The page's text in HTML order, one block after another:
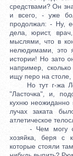
средствами? Он
и всего, - уже
продолжал: - Ну,
дела, юрист,
мыслями, что в
нелюдимами, это
истории! Но зато
например, сколько
ищу перо на
Но тут г-жа
"Ласточка", и,
кухню
лучах заката
атлетическое
- Чем могу
хозяйка, беря с
которые стояли